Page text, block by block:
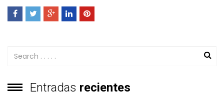
Entradas recientes